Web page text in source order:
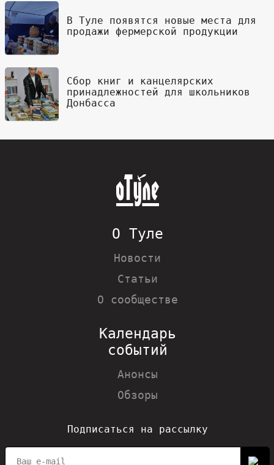
В Туле появятся новые места для
продажи фермерской продукции
Сбор книг и канцелярских
принадлежностей для школьников
Донбасса
О Туле
Новости
Статьи
О сообществе
Календарь
событий
Анонсы
Обзоры
Подписаться на рассылку